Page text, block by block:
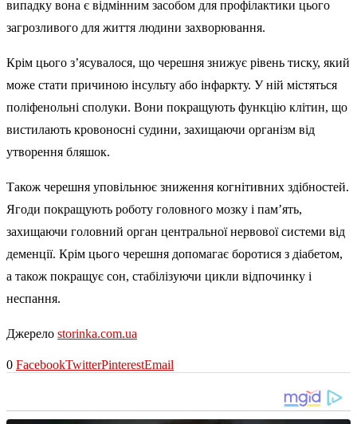
випадку вона є відмінним засобом для профілактики цього
загрозливого для життя людини захворювання.
Крім цього з’ясувалося, що черешня знижує рівень тиску, який
може стати причиною інсульту або інфаркту. У ній містяться
поліфенольні сполуки. Вони покращують функцію клітин, що
вистилають кровоносні судини, захищаючи організм від
утворення бляшок.
Також черешня уповільнює зниження когнітивних здібностей.
Ягоди покращують роботу головного мозку і пам’ять,
захищаючи головний орган центральної нервової системи від
деменції. Крім цього черешня допомагає боротися з діабетом,
а також покращує сон, стабілізуючи цикли відпочинку і
неспання.
Джерело storinka.com.ua
0 FacebookTwitterPinterestEmail